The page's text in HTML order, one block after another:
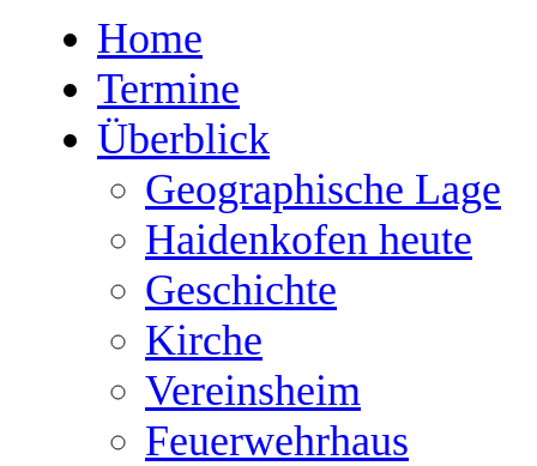
Home
Termine
Überblick
Geographische Lage
Haidenkofen heute
Geschichte
Kirche
Vereinsheim
Feuerwehrhaus